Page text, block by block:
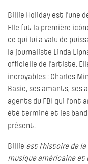
Billie Holiday est l’une
Elle fut la première
ce qui lui a valu de
la journaliste Linda
officielle de l’artiste.
incroyables : Charles
Basie, ses amants, ses
agents du FBI qui l’ont
été terminé et les
présent.
Billie est l’histoire de
musique américaine